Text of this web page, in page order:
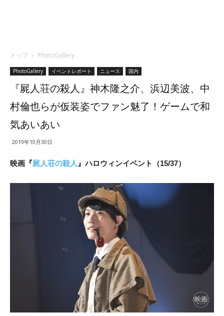
トップ PhotoGallery
PhotoGallery イベントレポート ニュース 国内
『屍人荘の殺人』神木隆之介、浜辺美波、中
村倫也らが仮装姿でファン魅了！ゲームで和
気あいあい
2019年10月30日
映画『屍人荘の殺人 』ハロウィンイベント（15/37）